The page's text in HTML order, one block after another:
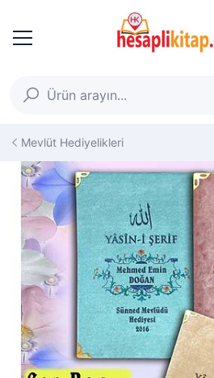
Mevlüt Hediyelikleri